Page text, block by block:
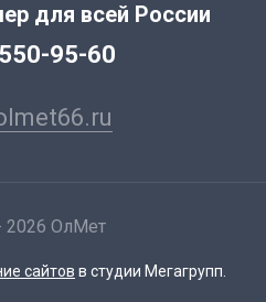
для всей России
95-60
2026 ОлМет
сайтов в студии Мегагрупп.